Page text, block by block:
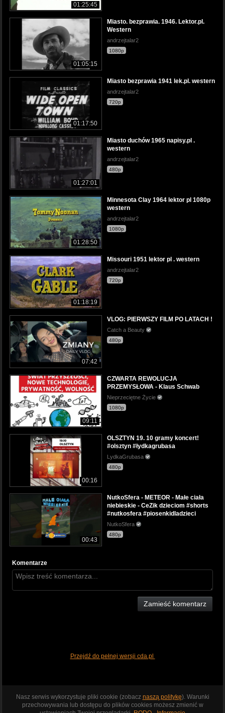
01:25:45
01:05:15
Miasto. bezprawia. 1946. Lektor.pl.
Western
andrzejtalar2
1080p
01:17:50
Miasto bezprawia 1941 lek.pl. western
andrzejtalar2
720p
01:27:01
Miasto duchów 1965 napisy.pl .
western
andrzejtalar2
480p
01:28:50
Minnesota Clay 1964 lektor pl 1080p
western
andrzejtalar2
1080p
01:18:19
Missouri 1951 lektor pl . western
andrzejtalar2
720p
07:42
VLOG: PIERWSZY FILM PO LATACH !
Catch a Beauty
480p
09:11
CZWARTA REWOLUCJA
PRZEMYSŁOWA - Klaus Schwab
Nieprzeciętne Życie
1080p
00:16
OLSZTYN 19. 10 gramy koncert!
#olsztyn #łydkagrubasa
LydkaGrubasa
480p
00:43
NutkoSfera - METEOR - Małe ciała
niebieskie - CeZik dzieciom #shorts
#nutkosfera #piosenkidladzieci
NutkoSfera
480p
Komentarze
Zamieść komentarz
Przejdź do pełnej wersji cda.pl
Nasz serwis wykorzystuje pliki cookie (zobacz naszą politykę). Warunki
przechowywania lub dostępu do plików cookies możesz zmienić w